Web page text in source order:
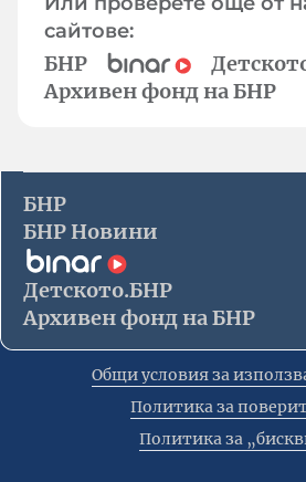
сайтове:
БНР
Архивен фонд на БНР
БНР
БНР Новини
Детското.БНР
Архивен фонд на БНР
Общи условия за
Политика за
Политика за